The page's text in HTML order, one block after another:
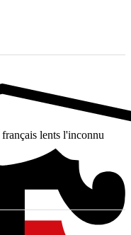
français lents l'inconnu